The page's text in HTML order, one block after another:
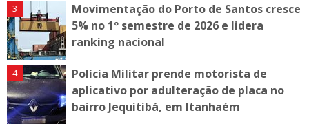
Movimentação do Porto de Santos cresce
5% no 1º semestre de 2026 e lidera
ranking nacional
Polícia Militar prende motorista de
aplicativo por adulteração de placa no
bairro Jequitibá, em Itanhaém